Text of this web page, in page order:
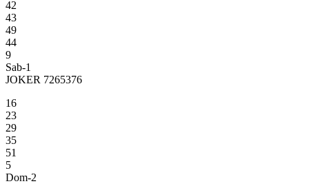
42
43
49
44
9
Sab-1
JOKER 7265376
16
23
29
35
51
5
Dom-2